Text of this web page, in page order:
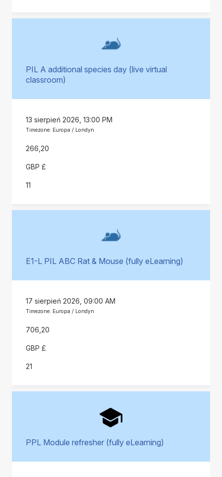
PIL A additional species day (live virtual
classroom)
13 sierpień 2026, 13:00 PM
Timezone: Europa / Londyn
266,20
GBP £
11
E1-L PIL ABC Rat & Mouse (fully eLearning)
17 sierpień 2026, 09:00 AM
Timezone: Europa / Londyn
706,20
GBP £
21
PPL Module refresher (fully eLearning)